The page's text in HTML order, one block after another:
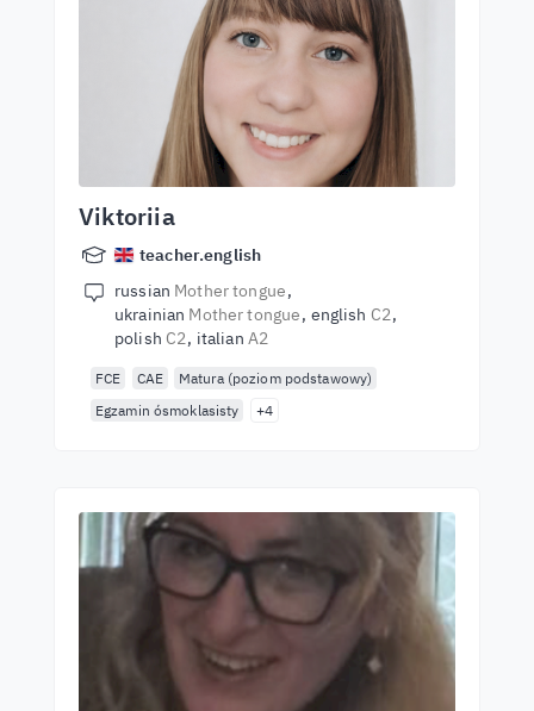
Viktoriia
teacher.english
russian Mother tongue
ukrainian Mother tongue english C2
polish C2 italian A2
FCE CAE
Matura (poziom podstawowy)
Egzamin ósmoklasisty
+4